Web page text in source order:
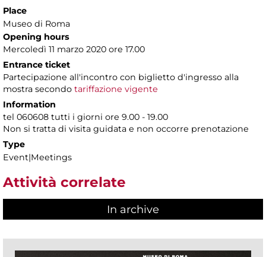
Place
Museo di Roma
Opening hours
Mercoledì 11 marzo 2020 ore 17.00
Entrance ticket
Partecipazione all'incontro con biglietto d'ingresso alla
mostra secondo tariffazione vigente
Information
tel 060608 tutti i giorni ore 9.00 - 19.00
Non si tratta di visita guidata e non occorre prenotazione
Type
Event|Meetings
Attività correlate
In archive